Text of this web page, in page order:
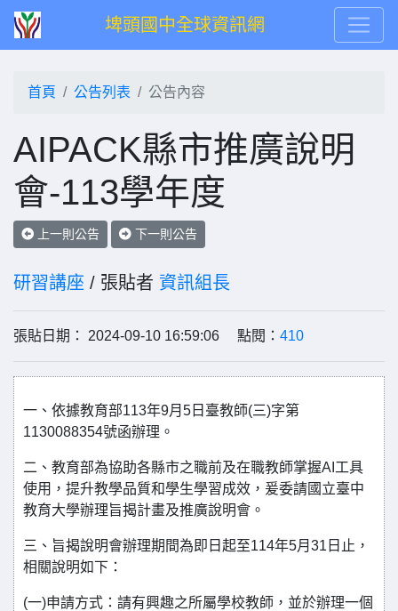
埤頭國中全球資訊網
首頁 公告列表 公告內容
AIPACK縣市推廣說明
會-113學年度
上一則公告 下一則公告
研習講座 / 張貼者 資訊組長
張貼日期： 2024-09-10 16:59:06 點閱： 410
一、依據教育部113年9月5日臺教師(三)字第
1130088354號函辦理。
二、教育部為協助各縣市之職前及在職教師掌握AI工具
使用，提升教學品質和學生學習成效，爰委請國立臺中
教育大學辦理旨揭計畫及推廣說明會。
三、旨揭說明會辦理期間為即日起至114年5月31日止，
相關說明如下：
(一)申請方式：請有興趣之所屬學校教師，並於辦理一個